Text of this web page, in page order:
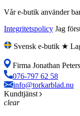
Vår e-butik använder
Integritetspolicy Jag
Svensk e-butik ★
Firma Jonathan
076-797 62 58
info@torkarblad.nu
Kundtjänst
clear